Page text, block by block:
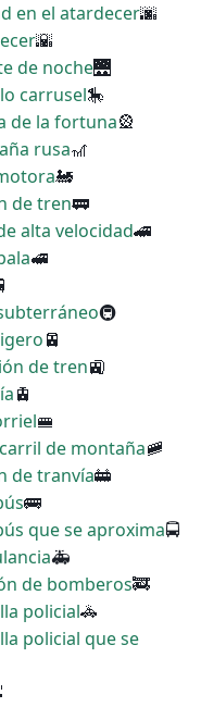
en el atardecer🌆
🌇
de noche🌉
carrusel🎠
de la fortuna🎡
rusa🎢
🚂
de tren🚃
alta velocidad🚄
🚅
🚇
🚈
de tren🚉
🚊
🚝
de montaña🚞
de tranvía🚋
🚌
que se aproxima🚍
🚑
de bomberos🚒
policial🚓
policial que se